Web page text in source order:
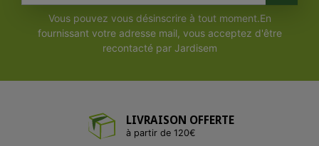
Vous pouvez vous désinscrire à tout moment.En
fournissant votre adresse mail, vous acceptez d'être
recontacté par Jardisem
LIVRAISON OFFERTE
à partir de 120€